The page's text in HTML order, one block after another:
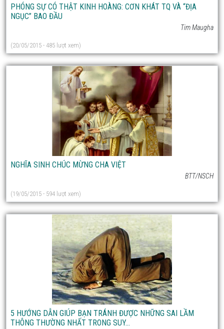
PHÓNG SỰ CÓ THẬT KINH HOÀNG: CƠN KHÁT TQ VÀ “ĐỊA
NGỤC” BAO ĐẦU
Tim Maugha
(20/05/2015 - 485 lượt xem)
NGHĨA SINH CHÚC MỪNG CHA VIỆT
BTT/NSCH
(19/05/2015 - 594 lượt xem)
5 HƯỚNG DẪN GIÚP BẠN TRÁNH ĐƯỢC NHỮNG SAI LẦM
THÔNG THƯỜNG NHẤT TRONG SUY...